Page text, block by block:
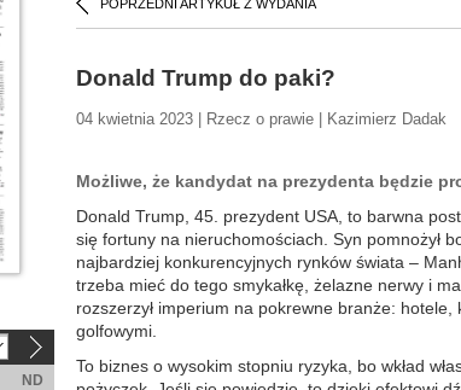
POPRZEDNI ARTYKUŁ Z WYDANIA
Donald Trump do paki?
04 kwietnia 2023 | Rzecz o prawie | Kazimierz Dadak
Możliwe, że kandydat na prezydenta będzie
Donald Trump, 45. prezydent USA, to barwna
się fortuny na nieruchomościach. Syn pomnożył
najbardziej konkurencyjnych rynków świata –
trzeba mieć do tego smykałkę, żelazne nerwy i
rozszerzył imperium na pokrewne branże:
golfowymi.
To biznes o wysokim stopniu ryzyka, bo wkład
ND